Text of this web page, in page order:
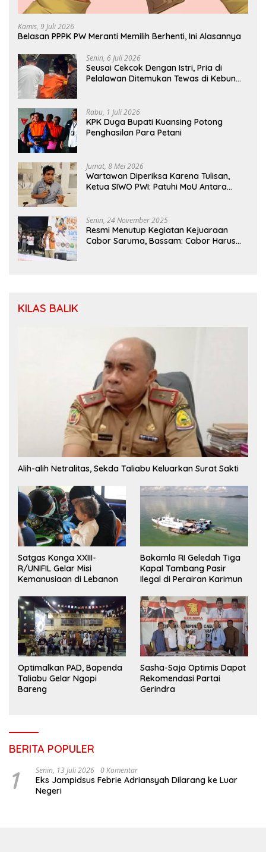
Kamis, 9 Juli 2026
Belasan PPPK PW Meranti Memilih Berhenti, Ini Alasannya
Senin, 6 Juli 2026
Seusai Cekcok Dengan Istri, Pria di
Pelalawan Ditemukan Tewas di Kebun
Rabu, 1 Juli 2026
KPK Duga Bupati Kuansing Potong
Penghasilan Para Petani
Jumat, 8 Mei 2026
Wartawan Diperiksa Karena Tulisan,
Ketua SIWO PWI: Patuhi MoU Antara
Senin, 24 November 2025
Resmi Menutup Kegiatan Kejuaraan
Cabor Saruma, Bassam: Cabor Harus
KILAS BALIK
Alih-alih Netralitas, Sekda Taliabu Keluarkan Surat Sakti
Satgas Konga XXIII-
R/UNIFIL Gelar Misi
Kemanusiaan di Lebanon
Bakamla RI Geledah Tiga
Kapal Tambang Pasir
Ilegal di Perairan Karimun
Optimalkan PAD, Bapenda
Taliabu Gelar Ngopi
Bareng
Sasha-Saja Optimis Dapat
Rekomendasi Partai
Gerindra
BERITA POPULER
1 Senin, 13 Juli 2026 0 Komentar
Eks Jampidsus Febrie Adriansyah Dilarang ke Luar
Negeri